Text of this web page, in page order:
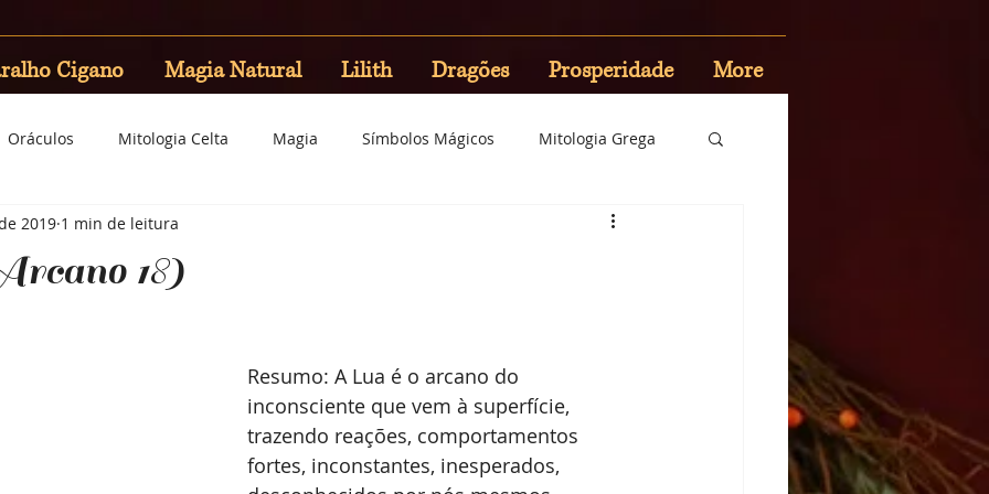
Cigano Magia Natural Lilith Dragões Prosperidade More
Oráculos Mitologia Celta Magia Símbolos Mágicos Mitologia Grega
18)
2019 1 min de leitura
Resumo: A Lua é o arcano do
inconsciente que vem à superfície,
trazendo reações, comportamentos
fortes, inconstantes, inesperados,